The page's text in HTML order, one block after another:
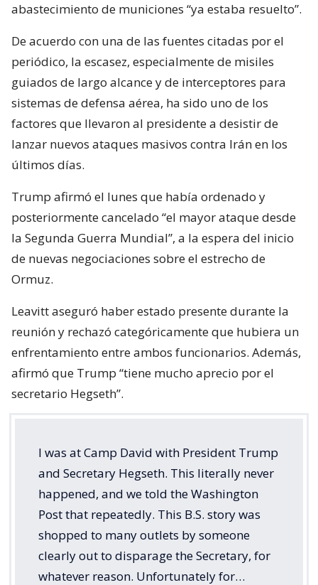
abastecimiento de municiones “ya estaba resuelto”.
De acuerdo con una de las fuentes citadas por el
periódico, la escasez, especialmente de misiles
guiados de largo alcance y de interceptores para
sistemas de defensa aérea, ha sido uno de los
factores que llevaron al presidente a desistir de
lanzar nuevos ataques masivos contra Irán en los
últimos días.
Trump afirmó el lunes que había ordenado y
posteriormente cancelado “el mayor ataque desde
la Segunda Guerra Mundial”, a la espera del inicio
de nuevas negociaciones sobre el estrecho de
Ormuz.
Leavitt aseguró haber estado presente durante la
reunión y rechazó categóricamente que hubiera un
enfrentamiento entre ambos funcionarios. Además,
afirmó que Trump “tiene mucho aprecio por el
secretario Hegseth”.
I was at Camp David with President Trump
and Secretary Hegseth. This literally never
happened, and we told the Washington
Post that repeatedly. This B.S. story was
shopped to many outlets by someone
clearly out to disparage the Secretary, for
whatever reason. Unfortunately for…